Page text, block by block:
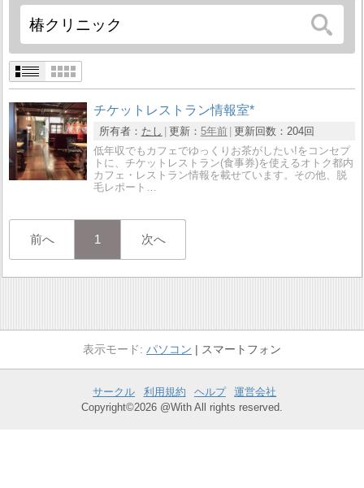
チケットレストラン情報室*
所有者： たし 更新： 5年前 更新回数： 204回
低年収でもカフェでゆっくりお茶がしたい!をコンセプ
トに、チケットレストラン(食事券)を使えるオトク都内
カフェ・レストラン情報を載せています。その他、脱
毛レポート…
前へ 1 次へ
パソコン スマートフォン
サークル 利用規約 ヘルプ
運営会社
Copyright©2026 @With All rights reserved.